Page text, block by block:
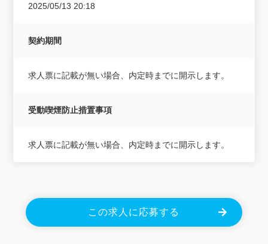
2025/05/13 20:18
契約期間
求人票に記載が無い場合、内定時までに開示します。
受動喫煙防止措置事項
求人票に記載が無い場合、内定時までに開示します。
この求人に応募する